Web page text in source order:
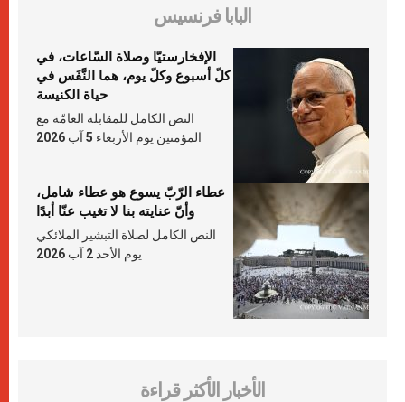
البابا فرنسيس
الإفخارستيّا وصلاة السّاعات، في
كلّ أسبوع وكلّ يوم، هما النَّفَس في
حياة الكنيسة
النص الكامل للمقابلة العامّة مع
المؤمنين يوم الأربعاء 5 آب 2026
عطاء الرّبّ يسوع هو عطاء شامل،
وأنّ عنايته بنا لا تغيب عنّا أبدًا
النص الكامل لصلاة التبشير الملائكي
يوم الأحد 2 آب 2026
الأخبار الأكثر قراءة